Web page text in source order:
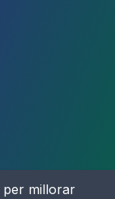
per millorar